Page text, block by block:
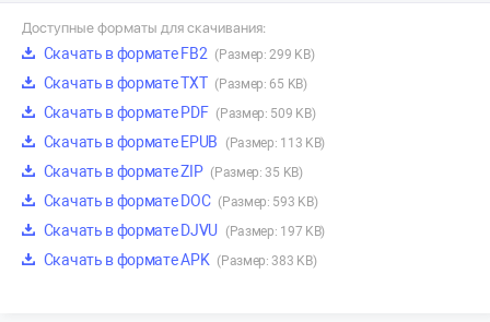
Доступные форматы для скачивания:
Скачать в формате FB2 (Размер: 299 KB)
Скачать в формате TXT (Размер: 65 KB)
Скачать в формате PDF (Размер: 509 KB)
Скачать в формате EPUB (Размер: 113 KB)
Скачать в формате ZIP (Размер: 35 KB)
Скачать в формате DOC (Размер: 593 KB)
Скачать в формате DJVU (Размер: 197 KB)
Скачать в формате APK (Размер: 383 KB)